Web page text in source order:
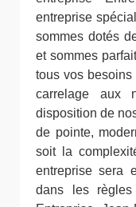
entreprise
sommes dotés
et sommes
tous vos
carrelage aux
disposition de
de pointe,
soit la
entreprise sera
dans les